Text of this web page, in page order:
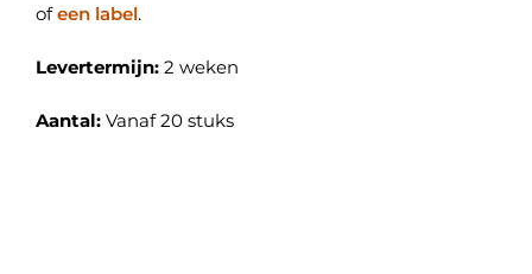
ofeen label.
Levertermijn: 2 weken
Aantal: Vanaf 20 stuks